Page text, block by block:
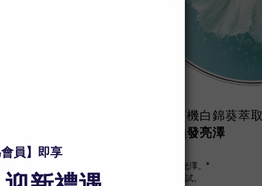
有機白錦葵萃取
煥發亮澤
煥發頭髮2倍光澤。*
*經過wicks測試。